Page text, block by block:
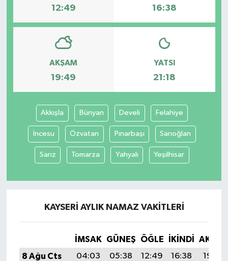
12:49 16:38
AKŞAM
19:49
YATSI
21:18
Akkışla Bünyan Develi Felahiye
İncesu Özvatan Pınarbaşı Sarıoğlan
Sarız Tomarza Yahyalı Yeşilhisar
KAYSERI AYLIK NAMAZ VAKITLERI
İMSAK GÜNEŞ ÖĞLE İKINDI
8 Ağu Cts
04:03 05:38 12:49 16:38
19:49